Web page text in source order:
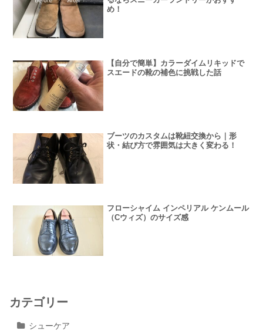
め！
【自分で簡単】カラーダイムリキッドで
スエードの靴の補色に挑戦した話
ブーツのカスタムは靴紐交換から｜形
状・結び方で雰囲気は大きく変わる！
フローシャイム インペリアル ケンムール
（Cウィズ）のサイズ感
カテゴリー
シューケア